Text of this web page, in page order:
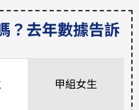
？去年數據告訴
甲組女生